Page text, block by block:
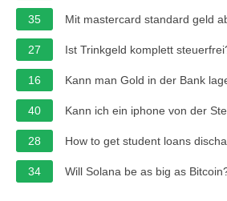
35 Mit mastercard standard geld
27 Ist Trinkgeld komplett
16 Kann man Gold in der Bank
40 Kann ich ein iphone von der
28 How to get student loans
34 Will Solana be as big as